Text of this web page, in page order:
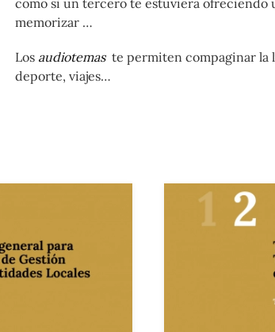
memorizar …
Los audiotemaste permiten compaginar la
deporte, viajes…